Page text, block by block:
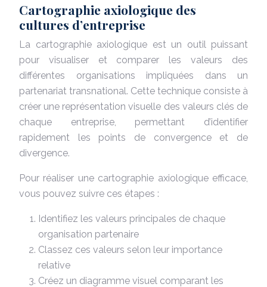
Cartographie axiologique des
cultures d’entreprise
La cartographie axiologique est un outil puissant
pour visualiser et comparer les valeurs des
différentes organisations impliquées dans un
partenariat transnational. Cette technique consiste à
créer une représentation visuelle des valeurs clés de
chaque entreprise, permettant d’identifier
rapidement les points de convergence et de
divergence.
Pour réaliser une cartographie axiologique efficace,
vous pouvez suivre ces étapes :
Identifiez les valeurs principales de chaque
organisation partenaire
Classez ces valeurs selon leur importance
relative
Créez un diagramme visuel comparant les